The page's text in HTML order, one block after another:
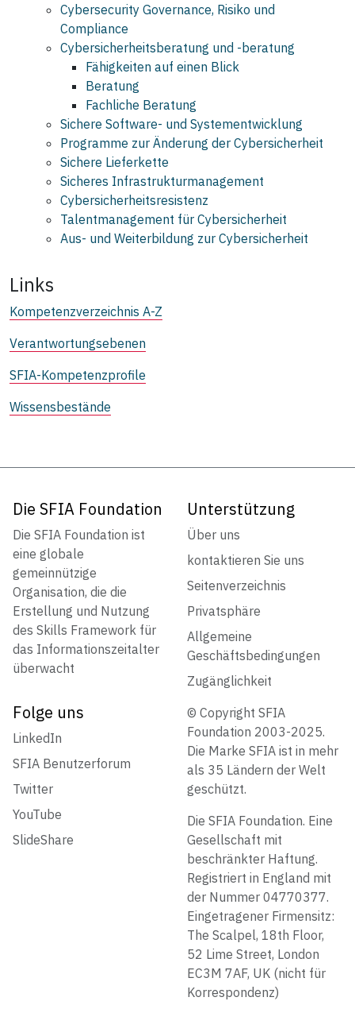
Cybersecurity Governance, Risiko und
Compliance
Cybersicherheitsberatung und -beratung
Fähigkeiten auf einen Blick
Beratung
Fachliche Beratung
Sichere Software- und Systementwicklung
Programme zur Änderung der Cybersicherheit
Sichere Lieferkette
Sicheres Infrastrukturmanagement
Cybersicherheitsresistenz
Talentmanagement für Cybersicherheit
Aus- und Weiterbildung zur Cybersicherheit
Links
Kompetenzverzeichnis A-Z
Verantwortungsebenen
SFIA-Kompetenzprofile
Wissensbestände
Die SFIA Foundation
Die SFIA Foundation ist
eine globale
gemeinnützige
Organisation, die die
Erstellung und Nutzung
des Skills Framework für
das Informationszeitalter
überwacht
Unterstützung
Über uns
kontaktieren Sie uns
Seitenverzeichnis
Privatsphäre
Allgemeine
Geschäftsbedingungen
Zugänglichkeit
Folge uns
LinkedIn
SFIA Benutzerforum
Twitter
YouTube
SlideShare
© Copyright SFIA
Foundation 2003-2025.
Die Marke SFIA ist in mehr
als 35 Ländern der Welt
geschützt.
Die SFIA Foundation. Eine
Gesellschaft mit
beschränkter Haftung.
Registriert in England mit
der Nummer 04770377.
Eingetragener Firmensitz:
The Scalpel, 18th Floor,
52 Lime Street, London
EC3M 7AF, UK (nicht für
Korrespondenz)